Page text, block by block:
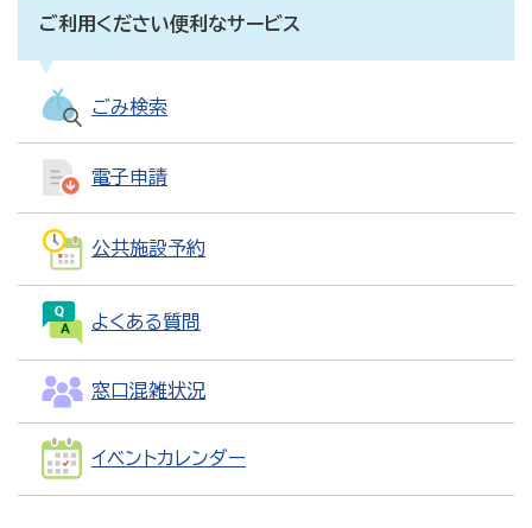
ご利用ください便利なサービス
ごみ検索
電子申請
公共施設予約
よくある質問
窓口混雑状況
イベントカレンダー